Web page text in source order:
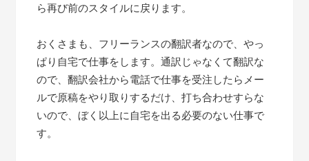
ら再び前のスタイルに戻ります。
おくさまも、フリーランスの翻訳者なので、やっ
ぱり自宅で仕事をします。通訳じゃなくて翻訳な
ので、翻訳会社から電話で仕事を受注したらメー
ルで原稿をやり取りするだけ、打ち合わせすらな
いので、ぼく以上に自宅を出る必要のない仕事で
す。